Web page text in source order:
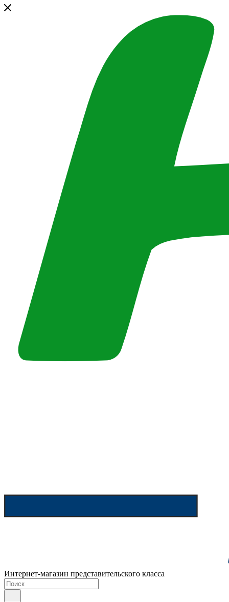
Интернет-магазин представительского класса